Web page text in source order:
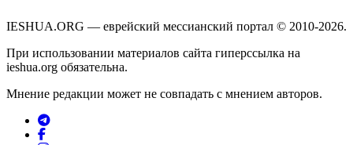
IESHUA.ORG — еврейский мессианский портал © 2010-2026.
При использовании материалов сайта гиперссылка на
ieshua.org обязательна.
Мнение редакции может не совпадать с мнением авторов.